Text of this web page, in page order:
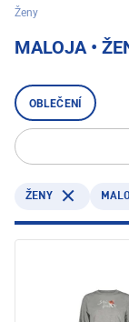
Ženy
MALOJA •
OBLEČENÍ
ŽENY